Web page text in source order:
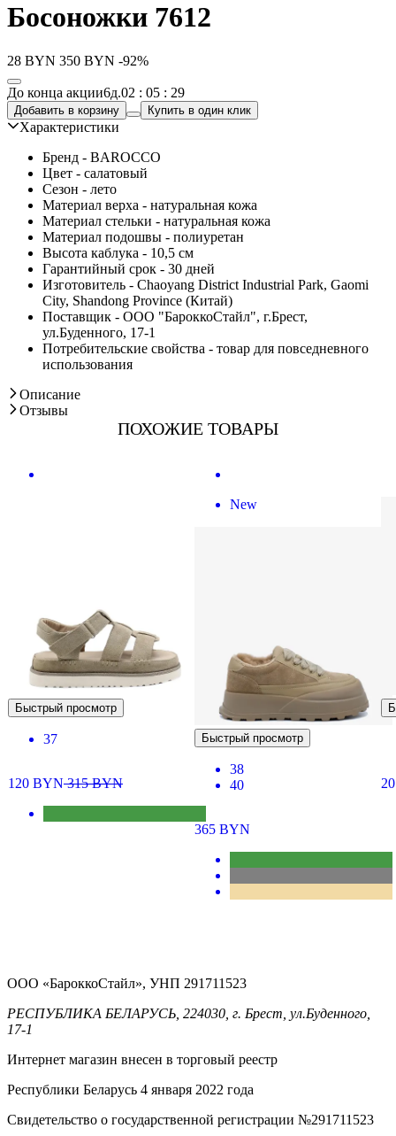
Босоножки 7612
28 BYN 350 BYN -92%
До конца акции6д.02 : 05 : 29
Добавить в корзину Купить в один клик
Характеристики
Бренд - BAROCCO
Цвет - салатовый
Сезон - лето
Материал верха - натуральная кожа
Материал стельки - натуральная кожа
Материал подошвы - полиуретан
Высота каблука - 10,5 см
Гарантийный срок - 30 дней
Изготовитель - Chaoyang District Industrial Park, Gaomi
City, Shandong Province (Китай)
Поставщик - ООО "БароккоСтайл", г.Брест,
ул.Буденного, 17-1
Потребительские свойства - товар для повседневного
использования
Описание
Отзывы
ПОХОЖИЕ ТОВАРЫ
Быстрый просмотр
37
120 BYN315BYN
New
Быстрый просмотр
38
40
365 BYN
ООО «БароккоСтайл», УНП 291711523
РЕСПУБЛИКА БЕЛАРУСЬ, 224030, г. Брест, ул.Буденного,
17-1
Интернет магазин внесен в торговый реестр
Республики Беларусь 4 января 2022 года
Свидетельство о государственной регистрации №291711523